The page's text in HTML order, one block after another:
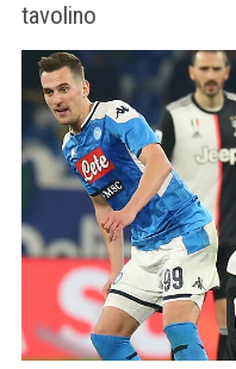
tavolino